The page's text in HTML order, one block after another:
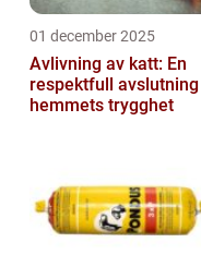
01 december 2025
Avlivning av katt: En
respektfull avslutning
hemmets trygghet